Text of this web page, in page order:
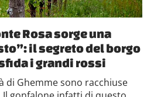
Rosa sorge una
il segreto del borgo
i grandi rossi
di Ghemme sono racchiuse